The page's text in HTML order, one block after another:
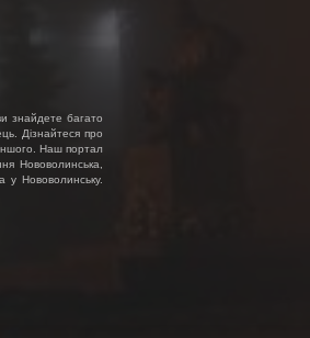
знайдете багато
Дізнайтеся про
іншого. Наш портал
Нововолинська,
у Нововолинську.